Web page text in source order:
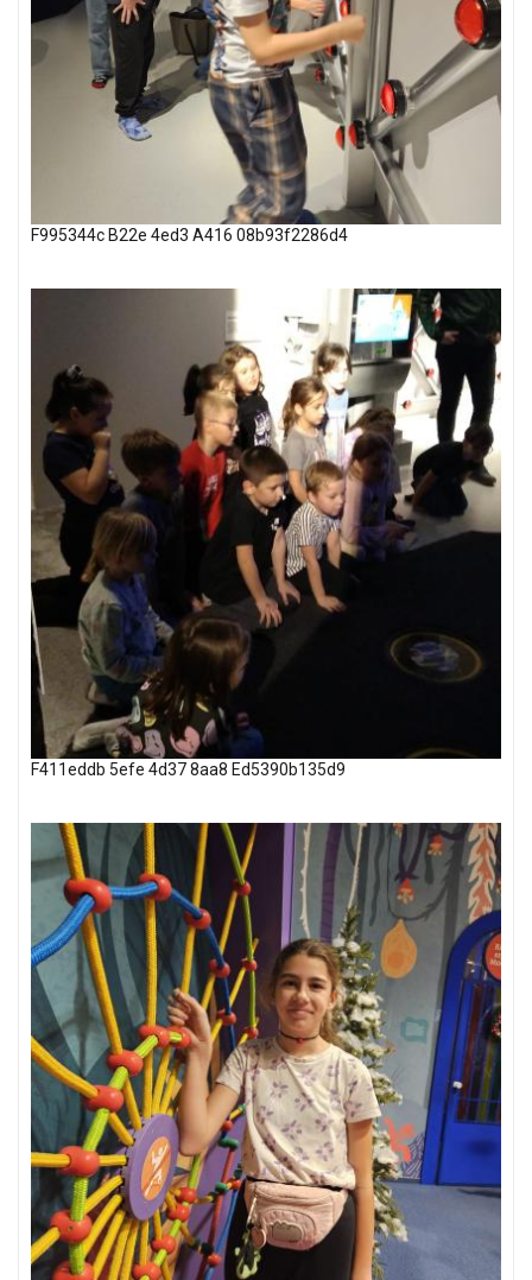
F995344c B22e 4ed3 A416 08b93f2286d4
F411eddb 5efe 4d37 8aa8 Ed5390b135d9